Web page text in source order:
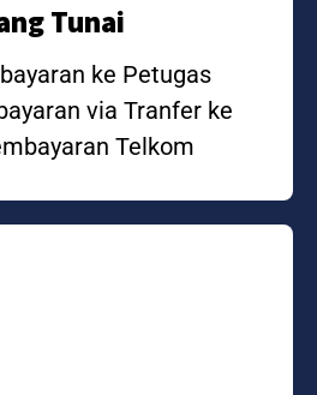
Tunai
ke Petugas
via Tranfer ke
Telkom